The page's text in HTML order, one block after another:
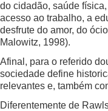
do cidadão, saúde
acesso ao trabalho, a
desfrute do amor, do
Malowitz, 1998).
Afinal, para o referido
sociedade define
relevantes e, também
Diferentemente de